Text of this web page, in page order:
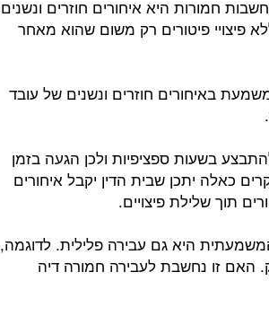
חמורות היא איחורים חוזרים ונשנים
פיצויי פיטורים רק משום שהוא מאחר
באיחורים חוזרים ונשנים של עובד
בשעות ספציפיות ולכן הגעה בזמן
כאלה יתכן שבית הדין יקבל איחורים
תוך שלילת פיצויים.
היא גם עבירה פלילית. לדוגמה,
האם זו נחשבת לעבירה חמורה דיה